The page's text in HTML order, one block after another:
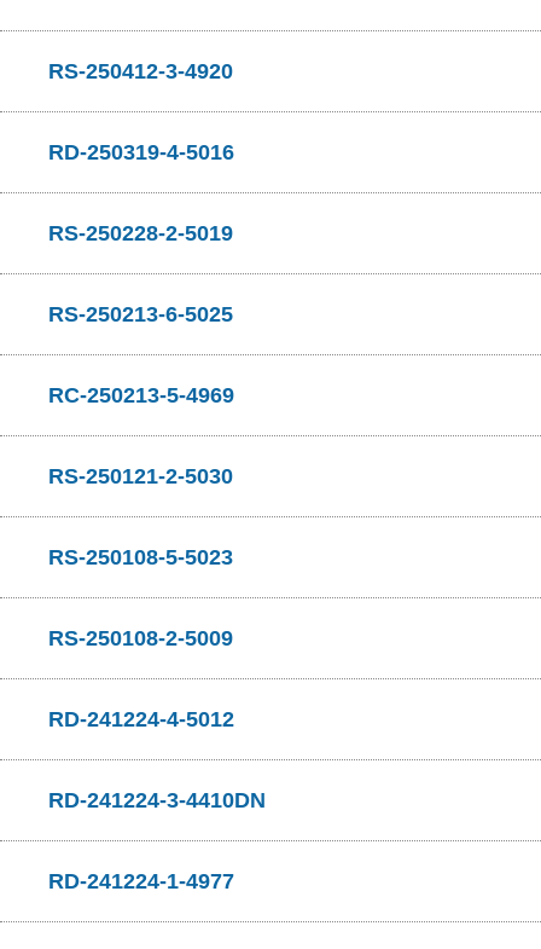
RS-250412-3-4920
RD-250319-4-5016
RS-250228-2-5019
RS-250213-6-5025
RC-250213-5-4969
RS-250121-2-5030
RS-250108-5-5023
RS-250108-2-5009
RD-241224-4-5012
RD-241224-3-4410DN
RD-241224-1-4977